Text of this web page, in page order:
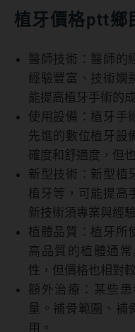
植牙價格ptt鄉
醫師技術：醫師的
經驗豐富、技術嫻
能提高植牙手術的
使用設備：植牙手
先進的數位植牙設
確度和舒適度，但
新型技術：新型植
植牙等，可能提高
新技術須專業與經
植體品質：植牙所
高品質的植體通
性，但價格也相對
額外治療：某些
量。補骨範圍、補
用。